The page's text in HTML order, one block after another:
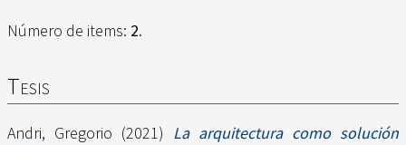
Número de items: 2.
Tesis
Andri, Gregorio (2021) La arquitectura como solución